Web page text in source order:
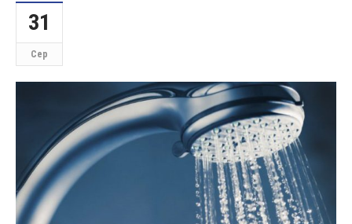
31
Сер